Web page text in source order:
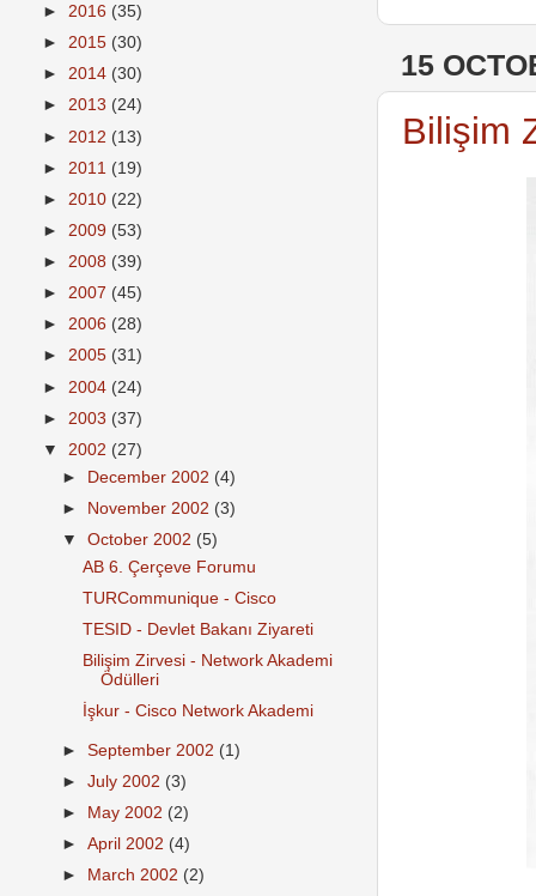
15
Bilişim
► 2016 (35)
► 2015 (30)
► 2014 (30)
► 2013 (24)
► 2012 (13)
► 2011 (19)
► 2010 (22)
► 2009 (53)
► 2008 (39)
► 2007 (45)
► 2006 (28)
► 2005 (31)
► 2004 (24)
► 2003 (37)
▼ 2002 (27)
► December 2002 (4)
► November 2002 (3)
▼October 2002 (5)
AB 6. Çerçeve Forumu
TURCommunique - Cisco
TESID - Devlet Bakanı Ziyareti
Bilişim Zirvesi - Network Akademi
Ödülleri
İşkur - Cisco Network Akademi
►September 2002 (1)
►July 2002 (3)
►
May 2002 (2)
►April 2002 (4)
►
March 2002 (2)